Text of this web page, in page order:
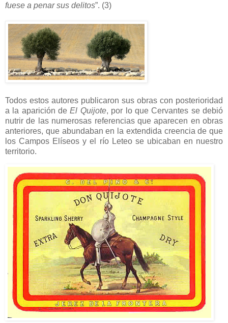
fuese a penar sus delitos”. (3)
Todos estos autores publicaron sus obras con posterioridad
a la aparición deEl Quijote, por lo que Cervantes se debió
nutrir de las numerosas referencias que aparecen en obras
anteriores, que abundaban en la extendida creencia de que
los Campos Elíseos y el río Leteo se ubicaban en nuestro
territorio.